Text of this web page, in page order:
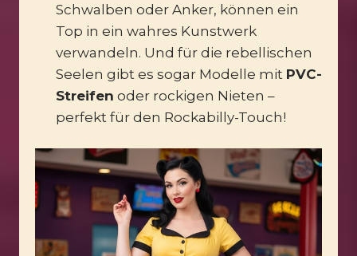
Schwalben oder Anker, können ein
Top in ein wahres Kunstwerk
verwandeln. Und für die rebellischen
Seelen gibt es sogar Modelle mit PVC-
Streifen oder rockigen Nieten –
perfekt für den Rockabilly-Touch!